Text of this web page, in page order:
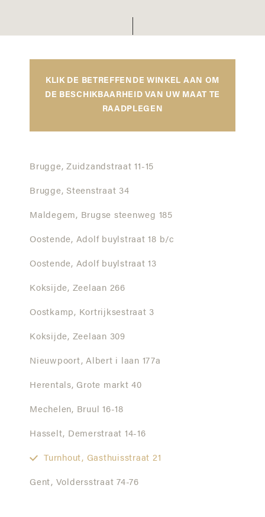
KLIK DE BETREFFENDE WINKEL AAN OM
DE BESCHIKBAARHEID VAN UW MAAT TE
RAADPLEGEN
Brugge, Zuidzandstraat 11-15
Brugge, Steenstraat 34
Maldegem, Brugse steenweg 185
Oostende, Adolf buylstraat 18 b/c
Oostende, Adolf buylstraat 13
Koksijde, Zeelaan 266
Oostkamp, Kortrijksestraat 3
Koksijde, Zeelaan 309
Nieuwpoort, Albert i laan 177a
Herentals, Grote markt 40
Mechelen, Bruul 16-18
Hasselt, Demerstraat 14-16
Turnhout, Gasthuisstraat 21
Gent, Voldersstraat 74-76